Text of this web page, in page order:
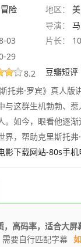
冒险 地区：
导演：
03 片长：
29
8.2
豆瓣短评
托弗·罗宾》真人
与这群生机勃勃、
。如今，眼看他逐
界，帮助克里斯托
影下载网站-80s手机
高码率，适合大屏
要自行匹配字幕